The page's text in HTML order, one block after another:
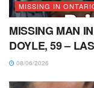
MISSING IN
MISSING MAN
DOYLE, 59 –
08/06/2026